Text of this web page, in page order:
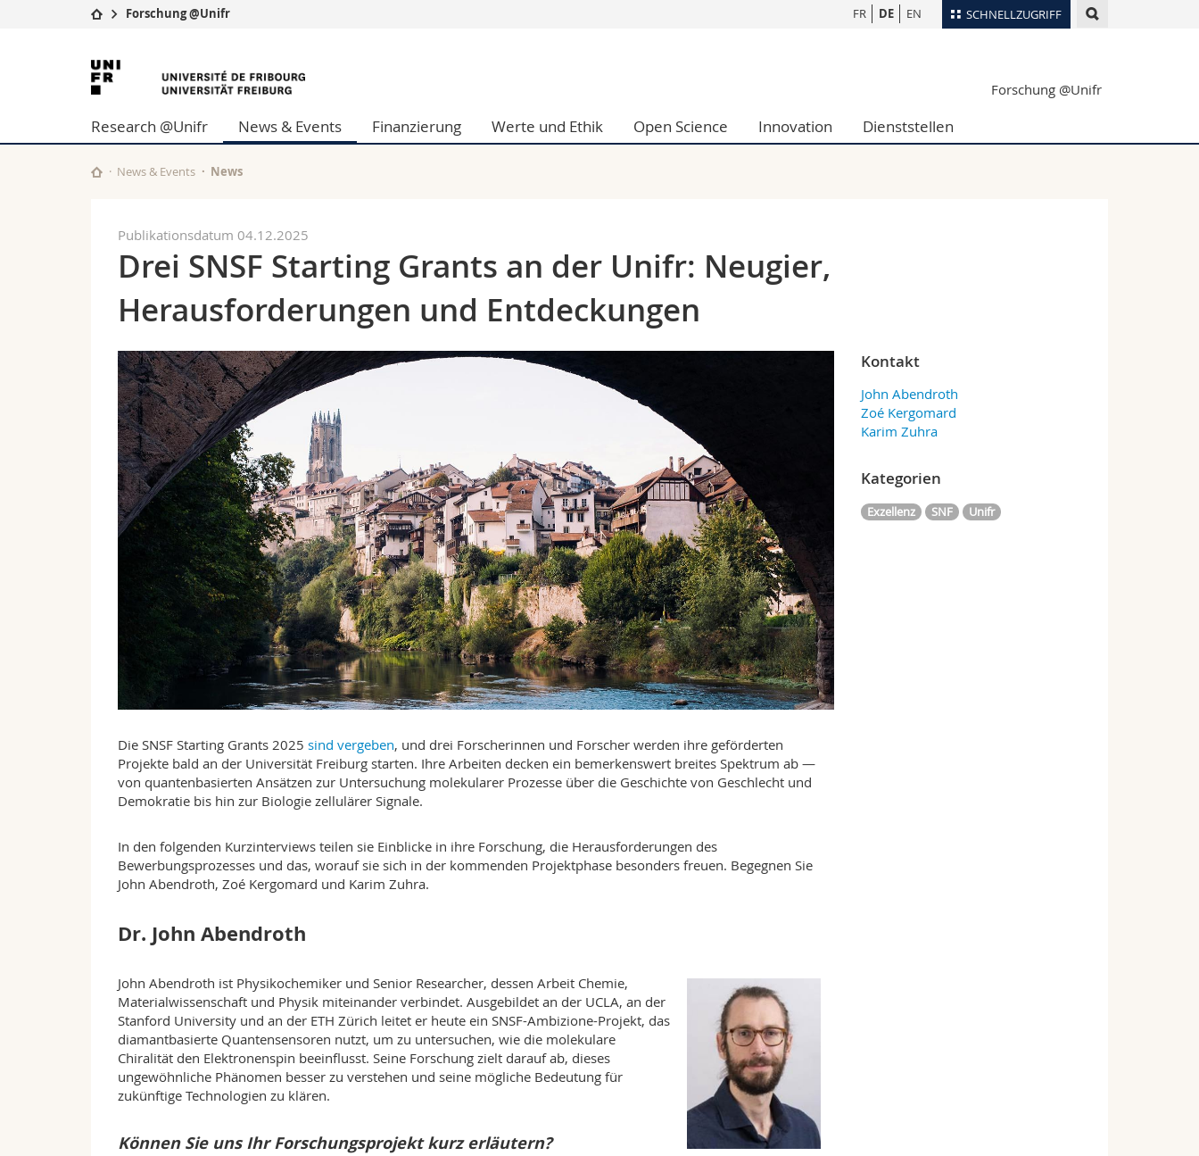
SCHNELLZUGRIFF
Universität
Studium
Forschung
Universität
Weiterbildung
Wirtschafts- und Sozialwissenschaftliche Fak.
Philosophische Fak.
Medien
Forschende
Webmail
FR DE EN
Forschung @Unifr
Universität
Freiburg
Forschung @Unifr
Research @Unifr News & Events Finanzierung Werte und Ethik Open Science Innovation Dienststellen
News & Events News
Publikationsdatum 04.12.2025
Drei SNSF Starting Grants an der Unifr: Neugier,
Herausforderungen und Entdeckungen
Die SNSF Starting Grants 2025 sind vergeben, und drei Forscherinnen und Forscher werden ihre geförderten
Projekte bald an der Universität Freiburg starten. Ihre Arbeiten decken ein bemerkenswert breites Spektrum ab —
von quantenbasierten Ansätzen zur Untersuchung molekularer Prozesse über die Geschichte von Geschlecht und
Demokratie bis hin zur Biologie zellulärer Signale.
In den folgenden Kurzinterviews teilen sie Einblicke in ihre Forschung, die Herausforderungen des
Bewerbungsprozesses und das, worauf sie sich in der kommenden Projektphase besonders freuen. Begegnen Sie
John Abendroth, Zoé Kergomard und Karim Zuhra.
Dr. John Abendroth
John Abendroth ist Physikochemiker und Senior Researcher, dessen Arbeit Chemie,
Materialwissenschaft und Physik miteinander verbindet. Ausgebildet an der UCLA, an der
Stanford University und an der ETH Zürich leitet er heute ein SNSF-Ambizione-Projekt, das
diamantbasierte Quantensensoren nutzt, um zu untersuchen, wie die molekulare
Chiralität den Elektronenspin beeinflusst. Seine Forschung zielt darauf ab, dieses
ungewöhnliche Phänomen besser zu verstehen und seine mögliche Bedeutung für
zukünftige Technologien zu klären.
Können Sie uns Ihr Forschungsprojekt kurz erläutern?
Kontakt
John Abendroth
Zoé Kergomard
Karim Zuhra
Kategorien
Exzellenz SNF Unifr